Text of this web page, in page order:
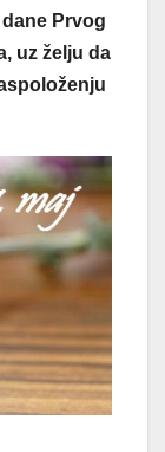
Prvog
uz želju da